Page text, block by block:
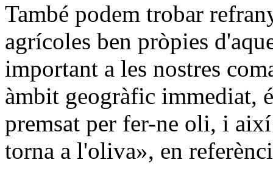
També podem trobar
agrícoles ben pròpies
important a les nostres
àmbit geogràfic immediat,
premsat per fer-ne oli, i
torna a l'oliva», en